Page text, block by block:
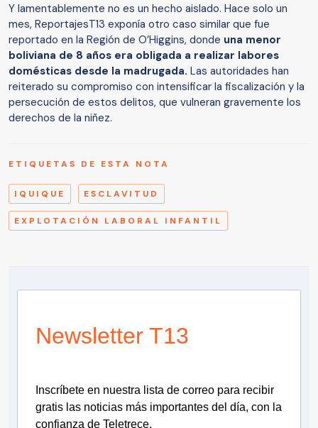
Y lamentablemente no es un hecho aislado. Hace solo un
mes, ReportajesT13 exponía otro caso similar que fue
reportado en la Región de O’Higgins, donde una menor
boliviana de 8 años era obligada a realizar labores
domésticas desde la madrugada. Las autoridades han
reiterado su compromiso con intensificar la fiscalización y la
persecución de estos delitos, que vulneran gravemente los
derechos de la niñez.
ETIQUETAS DE ESTA NOTA
IQUIQUE ESCLAVITUD
EXPLOTACIÓN LABORAL INFANTIL
Newsletter T13
Inscríbete en nuestra lista de correo para recibir
gratis las noticias más importantes del día, con la
confianza de Teletrece.